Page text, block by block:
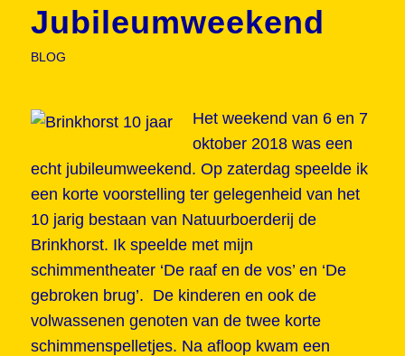
Jubileumweekend
BLOG
Het weekend van 6 en 7
oktober 2018 was een
echt jubileumweekend. Op zaterdag speelde ik
een korte voorstelling ter gelegenheid van het
10 jarig bestaan van Natuurboerderij de
Brinkhorst. Ik speelde met mijn
schimmentheater ‘De raaf en de vos’ en ‘De
gebroken brug’. De kinderen en ook de
volwassenen genoten van de twee korte
schimmenspelletjes. Na afloop kwam een